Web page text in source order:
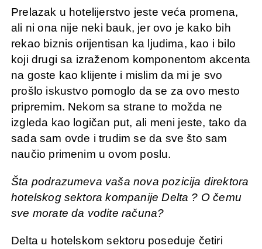
Prelazak u hotelijerstvo jeste veća promena,
ali ni ona nije neki bauk, jer ovo je kako bih
rekao biznis orijentisan ka ljudima, kao i bilo
koji drugi sa izraženom komponentom akcenta
na goste kao klijente i mislim da mi je svo
prošlo iskustvo pomoglo da se za ovo mesto
pripremim. Nekom sa strane to možda ne
izgleda kao logičan put, ali meni jeste, tako da
sada sam ovde i trudim se da sve što sam
naučio primenim u ovom poslu.
Šta podrazumeva vaša nova pozicija direktora
hotelskog sektora kompanije Delta ? O čemu
sve morate da vodite računa?
Delta u hotelskom sektoru poseduje četiri